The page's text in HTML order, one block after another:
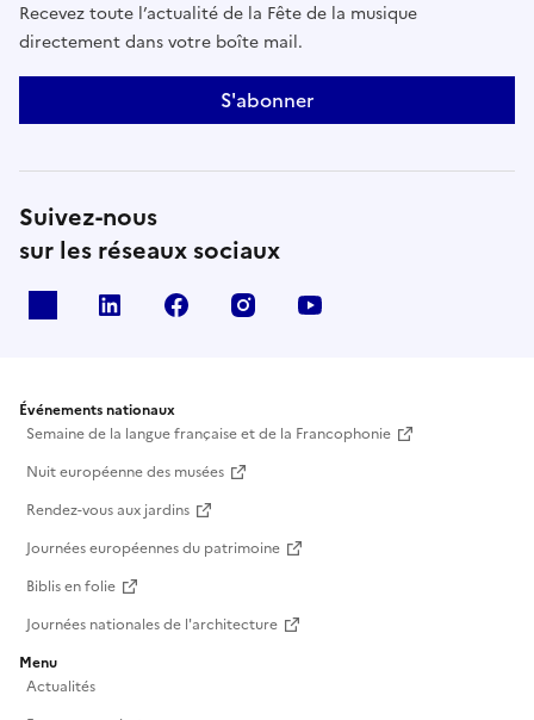
Recevez toute l’actualité de la Fête de la musique
directement dans votre boîte mail.
S'abonner
Suivez-nous
sur les réseaux sociaux
Linkedin Facebook Instagram
Événements nationaux
Semaine de la langue française et de la Francophonie
Nuit européenne des musées
Rendez-vous aux jardins
Journées européennes du patrimoine
Biblis en folie
Journées nationales de l'architecture
Menu
Actualités